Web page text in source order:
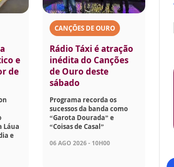
e
de
Láua
e
CANÇÕES DE OURO
Rádio Táxi é atração
inédita do Canções
de Ouro deste
sábado
Programa recorda os
sucessos da banda como
“Garota Dourada” e
“Coisas de Casal”
06 AGO 2026 - 10H00